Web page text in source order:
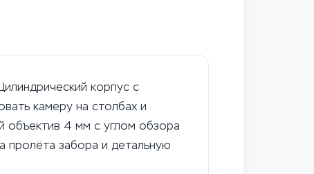
корпус с
камеру на столбах и
объектив 4 мм с углом обзора
пролёта забора и детальную